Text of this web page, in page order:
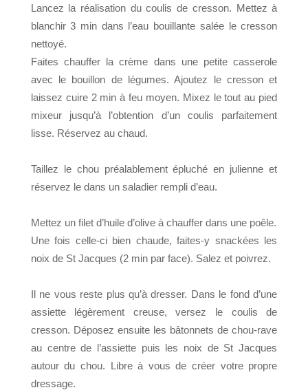
Lancez la réalisation du coulis de cresson. Mettez à
blanchir 3 min dans l’eau bouillante salée le cresson
nettoyé.
Faites chauffer la crème dans une petite casserole
avec le bouillon de légumes. Ajoutez le cresson et
laissez cuire 2 min à feu moyen. Mixez le tout au pied
mixeur jusqu’à l’obtention d’un coulis parfaitement
lisse. Réservez au chaud.
Taillez le chou préalablement épluché en julienne et
réservez le dans un saladier rempli d’eau.
Mettez un filet d’huile d’olive à chauffer dans une poêle.
Une fois celle-ci bien chaude, faites-y snackées les
noix de St Jacques (2 min par face). Salez et poivrez.
Il ne vous reste plus qu’à dresser. Dans le fond d’une
assiette légèrement creuse, versez le coulis de
cresson. Déposez ensuite les bâtonnets de chou-rave
au centre de l’assiette puis les noix de St Jacques
autour du chou. Libre à vous de créer votre propre
dressage.